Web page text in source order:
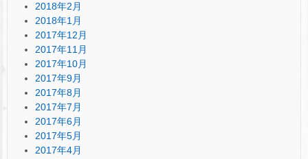
2018年2月
2018年1月
2017年12月
2017年11月
2017年10月
2017年9月
2017年8月
2017年7月
2017年6月
2017年5月
2017年4月